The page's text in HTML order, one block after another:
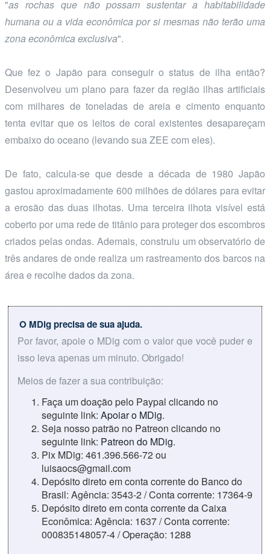
"as rochas que não possam sustentar a habitabilidade
humana ou a vida econômica por si mesmas não terão uma
zona econômica exclusiva".
Que fez o Japão para conseguir o status de ilha então?
Desenvolveu um plano para fazer da região ilhas artificiais
com milhares de toneladas de areia e cimento enquanto
tenta evitar que os leitos de coral existentes desapareçam
embaixo do oceano (levando sua ZEE com eles).
De fato, calcula-se que desde a década de 1980 Japão
gastou aproximadamente 600 milhões de dólares para evitar
a erosão das duas ilhotas. Uma terceira ilhota visível está
coberto por uma rede de titânio para proteger dos escombros
criados pelas ondas. Ademais, construiu um observatório de
três andares de onde realiza um rastreamento dos barcos na
área e recolhe dados da zona.
O MDig precisa de sua ajuda.
Por favor, apoie o MDig com o valor que você puder e
isso leva apenas um minuto. Obrigado!
Meios de fazer a sua contribuição:
Faça um doação pelo Paypal clicando no
seguinte link: Apoiar o MDig.
Seja nosso patrão no Patreon clicando no
seguinte link: Patreon do MDig.
Pix MDig: 461.396.566-72 ou
luisaocs@gmail.com
Depósito direto em conta corrente do Banco do
Brasil: Agência: 3543-2 / Conta corrente: 17364-9
Depósito direto em conta corrente da Caixa
Econômica: Agência: 1637 / Conta corrente:
000835148057-4 / Operação: 1288